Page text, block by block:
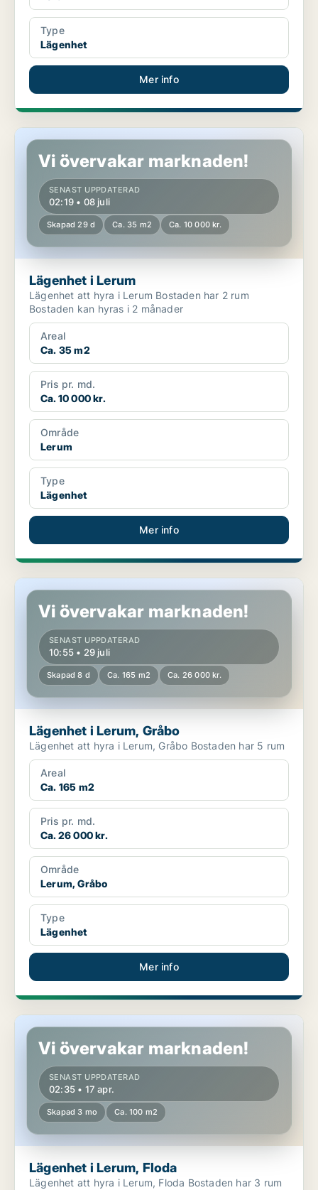
Type
Lägenhet
Mer info
Lägenhet i Lerum
Vi övervakar marknaden!
SENAST UPPDATERAD
02:19 • 08 juli
Skapad 29 d Ca. 35 m2 Ca. 10 000 kr.
Lägenhet i Lerum
Lägenhet att hyra i Lerum Bostaden har 2 rum
Bostaden kan hyras i 2 månader
Areal
Ca. 35 m2
Pris pr. md.
Ca. 10 000 kr.
Område
Lerum
Type
Lägenhet
Mer info
Lägenhet i Lerum, Gråbo
Vi övervakar marknaden!
SENAST UPPDATERAD
10:55 • 29 juli
Skapad 8 d Ca. 165 m2 Ca. 26 000 kr.
Lägenhet i Lerum, Gråbo
Lägenhet att hyra i Lerum, Gråbo Bostaden har 5 rum
Areal
Ca. 165 m2
Pris pr. md.
Ca. 26 000 kr.
Område
Lerum, Gråbo
Type
Lägenhet
Mer info
Lägenhet i Lerum, Floda
Vi övervakar marknaden!
SENAST UPPDATERAD
02:35 • 17 apr.
Skapad 3 mo Ca. 100 m2
Lägenhet i Lerum, Floda
Lägenhet att hyra i Lerum, Floda Bostaden har 3 rum